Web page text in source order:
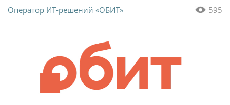
595
Оператор ИТ-решений «ОБИТ»